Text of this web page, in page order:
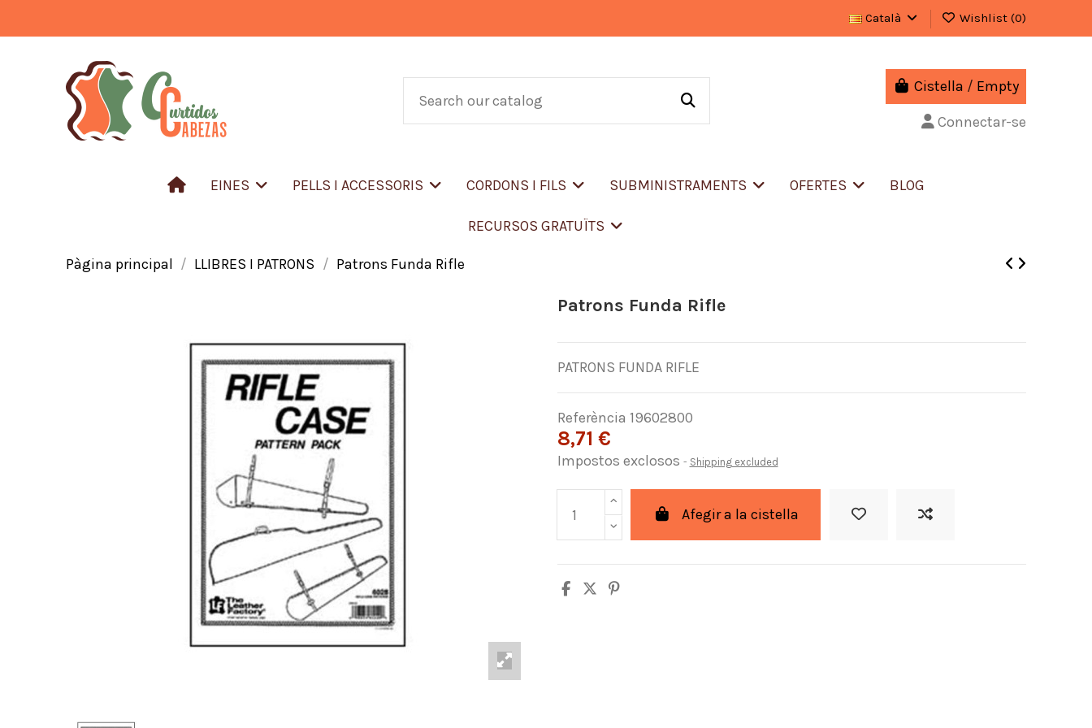
Català Wishlist (0)
Cistella / Empty
Connectar-se
EINES PELLS I ACCESSORIS CORDONS I FILS SUBMINISTRAMENTS OFERTES BLOG
RECURSOS GRATUÏTS
Pàgina principal LLIBRES I PATRONS Patrons Funda Rifle
Patrons Funda Rifle
PATRONS FUNDA RIFLE
Referència 19602800
8,71 €
Impostos exclosos Shipping excluded
Afegir a la cistella